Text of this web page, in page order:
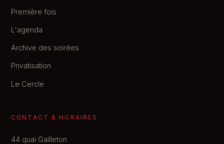
Première fois
L'agenda
Archive des soirées
Privatisation
Le Cercle
CONTACT & HORAIRES
44 quai Gailleton